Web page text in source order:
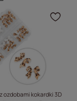
dodać
ozdobami kokardki 3D